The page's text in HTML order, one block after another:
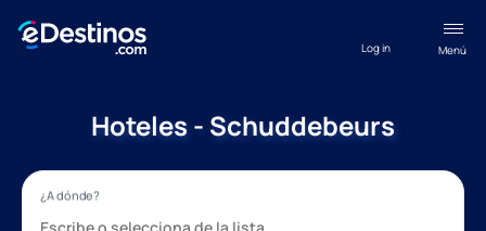
Menú
Log in
Hoteles - Schuddebeurs